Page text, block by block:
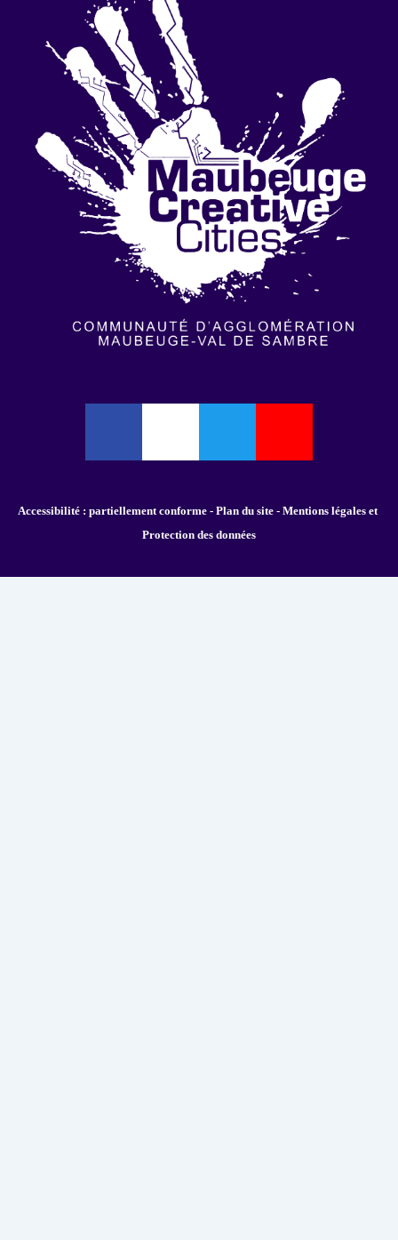
Accessibilité : partiellement conforme - Plan du site - Mentions légales et
Protection des données